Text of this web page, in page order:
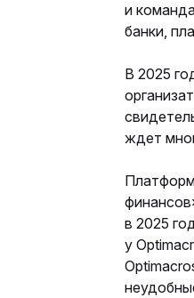
и
банки,
В 2025
ждет
в 2025
у